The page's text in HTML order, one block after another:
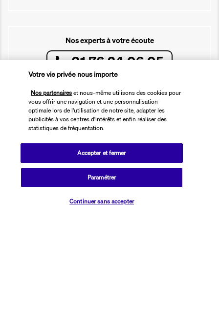
Nos experts à votre écoute
01 76 24 06 05
dimanche de 10h à 19h
(Prix d'un appel local)
Depuis l’étranger et les DROM-COM
+33 1 76 24 06 05
(Prix d’un appel international)
Référence produit : 46517
Votre vie privée nous importe
Nos partenaireset nous-même utilisons des cookies pour
vous offrir une navigation et une personnalisation
optimale lors de l'utilisation de notre site, adapter les
publicités à vos centres d'intérêts et enfin réaliser des
statistiques de fréquentation.
Paramétrer
Continuer sans accepter
Accepter et fermer